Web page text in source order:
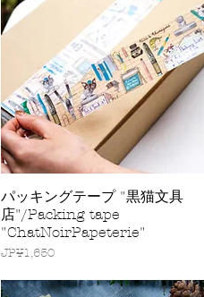
快速瀏覽
パッキングテープ "黒猫文具
店"/Packing tape
"ChatNoirPapeterie"
價格
JP¥1,650